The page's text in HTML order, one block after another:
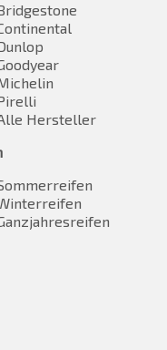
Hersteller